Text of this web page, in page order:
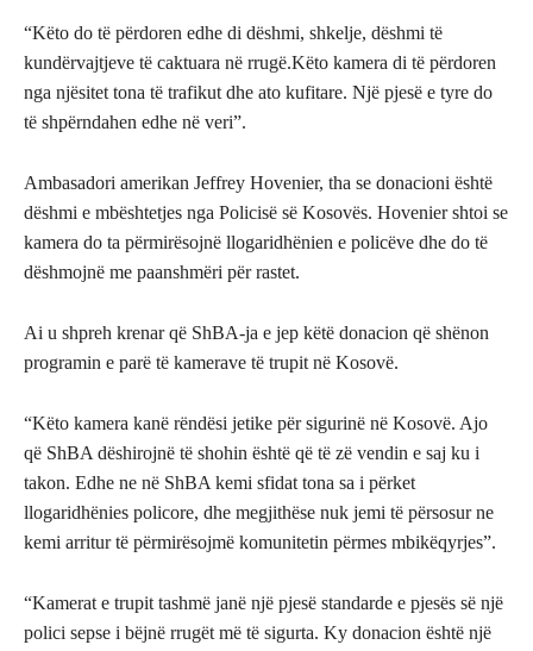
“Këto do të përdoren edhe di dëshmi, shkelje, dëshmi të
kundërvajtjeve të caktuara në rrugë.Këto kamera di të përdoren
nga njësitet tona të trafikut dhe ato kufitare. Një pjesë e tyre do
të shpërndahen edhe në veri”.
Ambasadori amerikan Jeffrey Hovenier, tha se donacioni është
dëshmi e mbështetjes nga Policisë së Kosovës. Hovenier shtoi se
kamera do ta përmirësojnë llogaridhënien e policëve dhe do të
dëshmojnë me paanshmëri për rastet.
Ai u shpreh krenar që ShBA-ja e jep këtë donacion që shënon
programin e parë të kamerave të trupit në Kosovë.
“Këto kamera kanë rëndësi jetike për sigurinë në Kosovë. Ajo
që ShBA dëshirojnë të shohin është që të zë vendin e saj ku i
takon. Edhe ne në ShBA kemi sfidat tona sa i përket
llogaridhënies policore, dhe megjithëse nuk jemi të përsosur ne
kemi arritur të përmirësojmë komunitetin përmes mbikëqyrjes”.
“Kamerat e trupit tashmë janë një pjesë standarde e pjesës së një
polici sepse i bëjnë rrugët më të sigurta. Ky donacion është një